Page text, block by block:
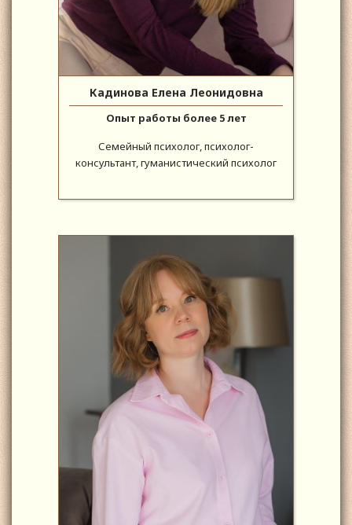
Кадинова Елена Леонидовна
Опыт работы более 5 лет
Семейный психолог, психолог-
консультант, гуманистический психолог